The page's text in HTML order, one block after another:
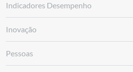
Indicadores Desempenho
Inovação
Pessoas